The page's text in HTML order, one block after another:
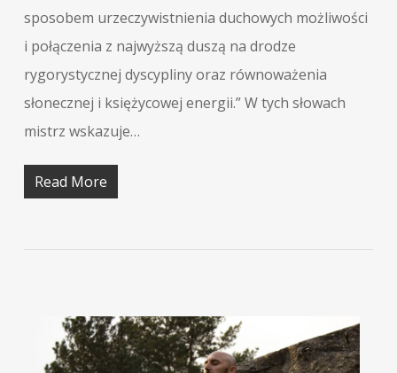
sposobem urzeczywistnienia duchowych możliwości
i połączenia z najwyższą duszą na drodze
rygorystycznej dyscypliny oraz równoważenia
słonecznej i księżycowej energii.” W tych słowach
mistrz wskazuje…
Read More